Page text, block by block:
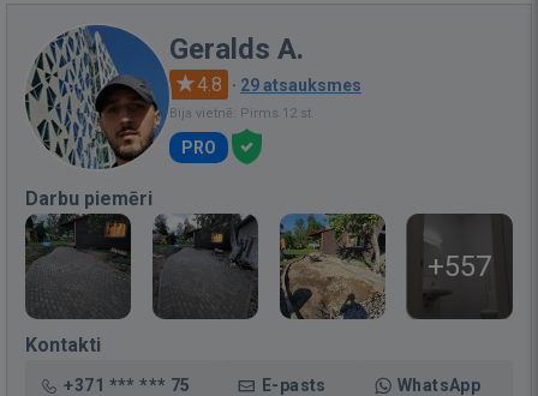
Geralds A.
4.8 · 29 atsauksmes
Bija vietnē: Pirms 12 st.
PRO
Darbu piemēri
+557
Kontakti
+371 *** *** 75 E-pasts WhatsApp